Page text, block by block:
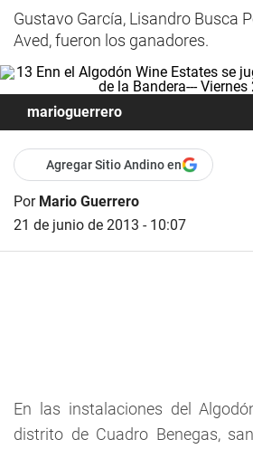
Gustavo García, Lisandro Busca
Aved, fueron los ganadores.
marioguerrero
Agregar Sitio Andino en
Por Mario Guerrero
21 de junio de 2013 - 10:07
En las instalaciones del
distrito de Cuadro Benegas,